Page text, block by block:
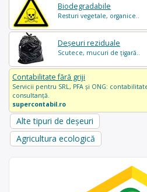
Biodegradabile
Resturi vegetale, organice..
Deșeuri reziduale
Scutece, mucuri de țigară..
Contabilitate fără griji
Servicii pentru SRL, PFA și ONG:
consultanță.
supercontabil.ro
Alte tipuri de deșeuri
Agricultura ecologică